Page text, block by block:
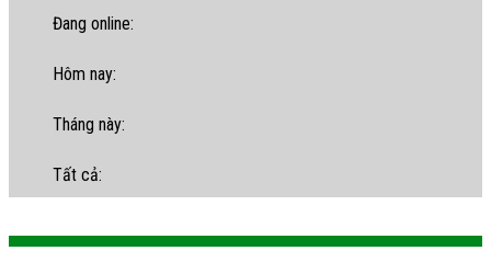
Đang online:
Hôm nay:
Tháng này:
Tất cả: